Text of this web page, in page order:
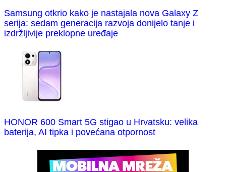
Samsung otkrio kako je nastajala nova Galaxy Z
serija: sedam generacija razvoja donijelo tanje i
izdržljivije preklopne uređaje
HONOR 600 Smart 5G stigao u Hrvatsku: velika
baterija, AI tipka i povećana otpornost